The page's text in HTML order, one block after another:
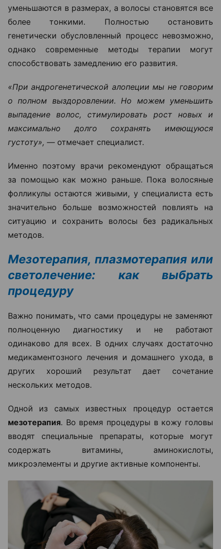
уменьшаются в размерах, а волосы становятся все
более тонкими. Полностью остановить
генетически обусловленный процесс невозможно,
однако современные методы терапии могут
способствовать замедлению его развития.
«При андрогенетической алопеции мы не говорим
о полном выздоровлении. Но можем уменьшить
выпадение волос, стимулировать рост новых и
максимально долго сохранять имеющуюся
густоту», — отмечает специалист.
Именно поэтому врачи рекомендуют обращаться
за помощью как можно раньше. Пока волосяные
фолликулы остаются живыми, у специалиста есть
значительно больше возможностей повлиять на
ситуацию и сохранить волосы без радикальных
методов.
Мезотерапия, плазмотерапия или
светолечение: как выбрать
процедуру
Важно понимать, что сами процедуры не заменяют
полноценную диагностику и не работают
одинаково для всех. В одних случаях достаточно
медикаментозного лечения и домашнего ухода, в
других хороший результат дает сочетание
нескольких методов.
Одной из самых известных процедур остается
мезотерапия. Во время процедуры в кожу головы
вводят специальные препараты, которые могут
содержать витамины, аминокислоты,
микроэлементы и другие активные компоненты.